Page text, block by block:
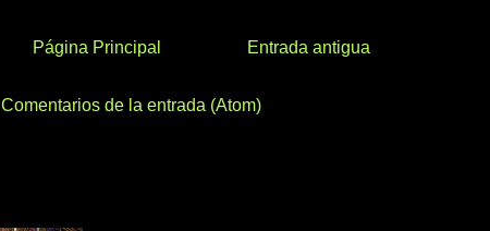
Entrada antigua
Página Principal
Comentarios de la entrada (Atom)